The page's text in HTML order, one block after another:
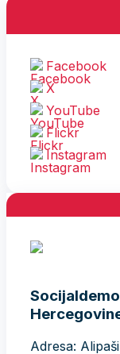
Facebook
X
YouTube
Flickr
Instagram
Adresa: